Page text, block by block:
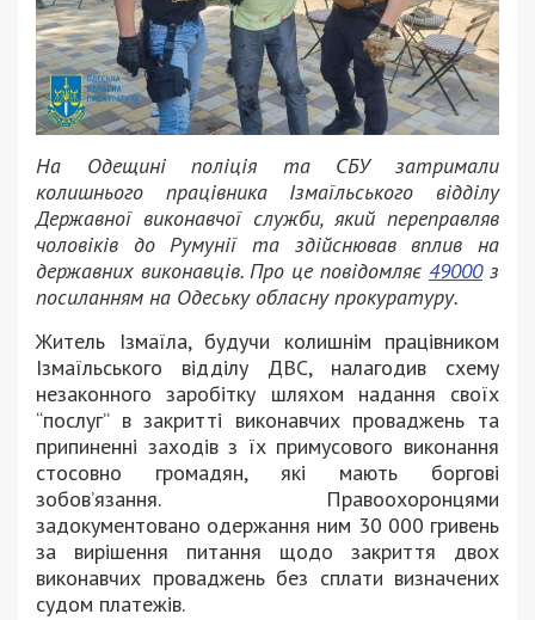
На Одещині поліція та СБУ затримали
колишнього працівника Ізмаїльського відділу
Державної виконавчої служби, який переправляв
чоловіків до Румунії та здійснював вплив на
державних виконавців. Про це повідомляє 49000з
посиланням на Одеську обласну прокуратуру.
Житель Ізмаїла, будучи колишнім працівником
Ізмаїльського відділу ДВС, налагодив схему
незаконного заробітку шляхом надання своїх
“послуг” в закритті виконавчих проваджень та
припиненні заходів з їх примусового виконання
стосовно громадян, які мають боргові
зобов’язання. Правоохоронцями
задокументовано одержання ним 30 000 гривень
за вирішення питання щодо закриття двох
виконавчих проваджень без сплати визначених
судом платежів.